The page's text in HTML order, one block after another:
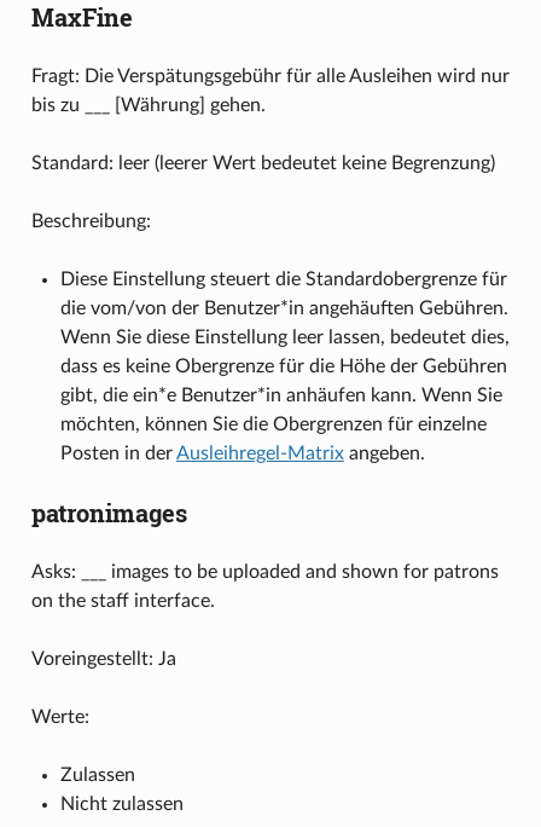
MaxFine
Fragt: Die Verspätungsgebühr für alle Ausleihen wird nur
bis zu ___ [Währung] gehen.
Standard: leer (leerer Wert bedeutet keine Begrenzung)
Beschreibung:
Diese Einstellung steuert die Standardobergrenze für
die vom/von der Benutzer*in angehäuften Gebühren.
Wenn Sie diese Einstellung leer lassen, bedeutet dies,
dass es keine Obergrenze für die Höhe der Gebühren
gibt, die ein*e Benutzer*in anhäufen kann. Wenn Sie
möchten, können Sie die Obergrenzen für einzelne
Posten in derAusleihregel-Matrixangeben.
patronimages
Asks: ___ images to be uploaded and shown for patrons
on the staff interface.
Voreingestellt: Ja
Werte:
Zulassen
Nicht zulassen